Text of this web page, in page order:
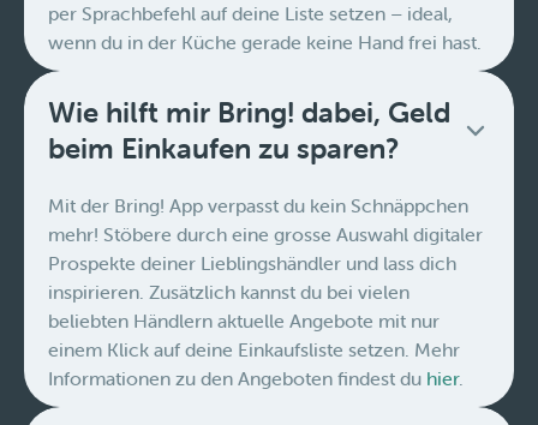
per Sprachbefehl auf deine Liste setzen – ideal,
wenn du in der Küche gerade keine Hand frei hast.
Wie hilft mir Bring! dabei, Geld
beim Einkaufen zu sparen?
Mit der Bring! App verpasst du kein Schnäppchen
mehr! Stöbere durch eine grosse Auswahl digitaler
Prospekte deiner Lieblingshändler und lass dich
inspirieren. Zusätzlich kannst du bei vielen
beliebten Händlern aktuelle Angebote mit nur
einem Klick auf deine Einkaufsliste setzen. Mehr
Informationen zu den Angeboten findest du hier.